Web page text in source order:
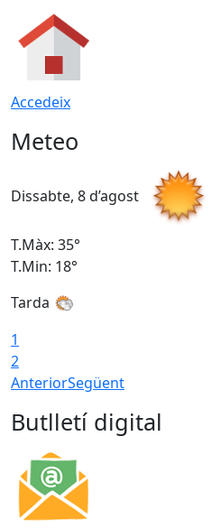
Accedeix
Meteo
Dissabte, 8 d’agost
T.Màx: 35°
T.Min: 18°
Tarda
1
2
AnteriorSegüent
Butlletí digital